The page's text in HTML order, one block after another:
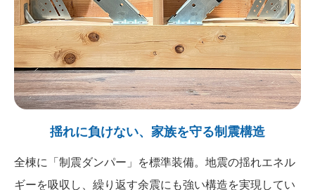
揺れに負けない、家族を守る制震構造
全棟に「制震ダンパー」を標準装備。地震の揺れエネル
ギーを吸収し、繰り返す余震にも強い構造を実現してい